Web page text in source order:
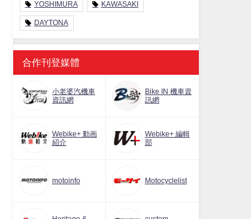
YOSHIMURA KAWASAKI
DAYTONA
合作刊登媒體
小老婆汽機車
資訊網
Bike IN 機車資
訊網
Webike+ 動画
紹介
Webike+ 編輯
部
motoinfo Motocyclelist